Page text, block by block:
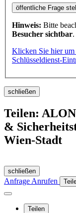
öffentliche Frage
Hinweis: Bitte
Besucher sichtbar.
Klicken Sie hier um
Schlüsseldienst-
schließen
Teilen:
&
Wien-Stadt
schließen
Anfrage Anrufen
Teilen